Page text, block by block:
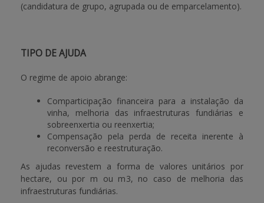
(candidatura de grupo, agrupada ou de emparcelamento).
TIPO DE AJUDA
O regime de apoio abrange:
Comparticipação financeira para a instalação da
vinha, melhoria das infraestruturas fundiárias e
sobreenxertia ou reenxertia;
Compensação pela perda de receita inerente à
reconversão e reestruturação.
As ajudas revestem a forma de valores unitários por
hectare, ou por m ou m3, no caso de melhoria das
infraestruturas fundiárias.